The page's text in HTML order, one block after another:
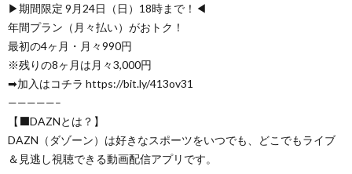
▶︎期間限定 9月24日（日）18時まで！◀︎
年間プラン（月々払い）がおトク！
最初の4ヶ月・月々990円
※残りの8ヶ月は月々3,000円
➡加入はコチラ https://bit.ly/413ov31
—————–
【⬛DAZNとは？】
DAZN（ダゾーン）は好きなスポーツをいつでも、どこでもライブ
＆見逃し視聴できる動画配信アプリです。